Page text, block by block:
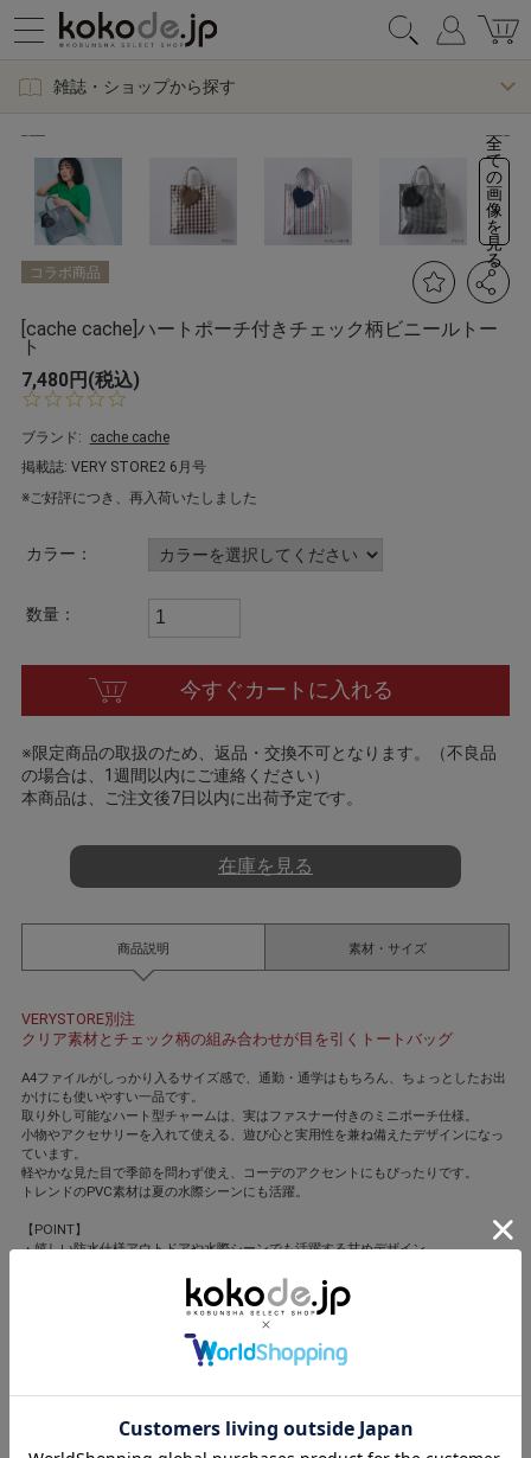
雑誌・ショップから探す
全
て
の
画
像
を
見
る
コラボ商品
[cache cache]ハートポーチ付きチェック柄ビニールトー
ト
7,480円(税込)
0.
s
t
a
r
ブランド:
cache cache
掲載誌: VERY STORE2 6月号
※ご好評につき、再入荷いたしました
カラー：
数量：
今すぐカートに入れる
※限定商品の取扱のため、返品・交換不可となります。（不良品
の場合は、1週間以内にご連絡ください）
本商品は、ご注文後7日以内に出荷予定です。
在庫を見る
商品説明
VERYSTORE別注
クリア素材とチェック柄の組み合わせが目を引くトートバッグ
A4ファイルがしっかり入るサイズ感で、通勤・通学はもちろん、ちょっとしたお出
かけにも使いやすい一品です。
取り外し可能なハート型チャームは、実はファスナー付きのミニポーチ仕様。
小物やアクセサリーを入れて使える、遊び心と実用性を兼ね備えたデザインになっ
ています。
軽やかな見た目で季節を問わず使え、コーデのアクセントにもぴったりです。
トレンドのPVC素材は夏の水際シーンにも活躍。
【POINT】
・嬉しい防水仕様アウトドアや水際シーンでも活躍する甘めデザイン。
cache cache(カシュカシュ)
カシュカシュとはフランス語で「かくれんぼ」。
ガーリッシュとちょっと背伸びをした大人っぽさをミックスした使い勝手のよい
デイリーカジュアルなファッション小物を展開。
撮影/遠藤優貴(人物) 坂根綾子(静物) モデル/笹川友里 岡本あずさ ヘア・メー
スタイリング/平沼洋美 ディレクション/嶺村真由子
素材・サイズ